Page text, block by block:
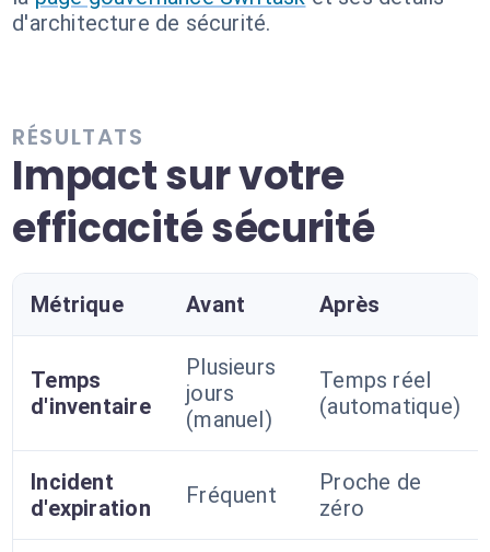
d'architecture de sécurité.
RÉSULTATS
Impact sur votre
efficacité sécurité
Métrique Avant Après
Temps
d'inventaire
Plusieurs
jours
(manuel)
Temps réel
(automatique)
Incident
d'expiration
Fréquent
Proche de
zéro